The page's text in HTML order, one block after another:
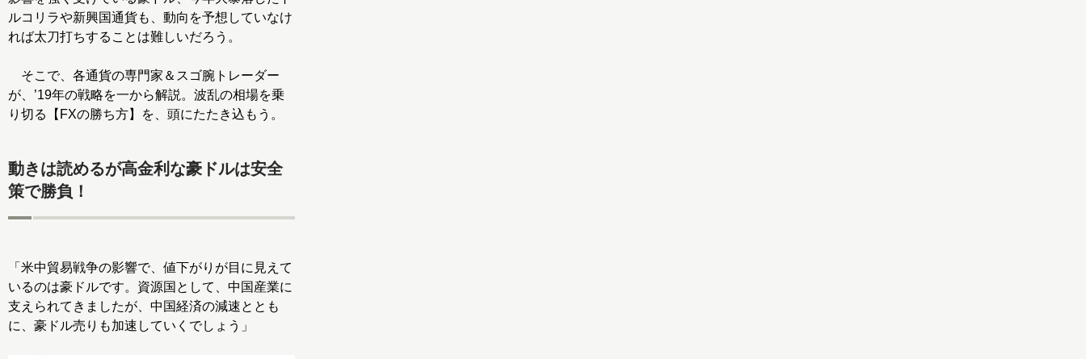
ルコリラや新興国通貨も、動向を予想していなけ
れば太刀打ちすることは難しいだろう。
そこで、各通貨の専門家＆スゴ腕トレーダー
が、’19年の戦略を一から解説。波乱の相場を乗
り切る【FXの勝ち方】を、頭にたたき込もう。
動きは読めるが高金利な豪ドルは安全
策で勝負！
「米中貿易戦争の影響で、値下がりが目に見えて
いるのは豪ドルです。資源国として、中国産業に
支えられてきましたが、中国経済の減速ととも
に、豪ドル売りも加速していくでしょう」